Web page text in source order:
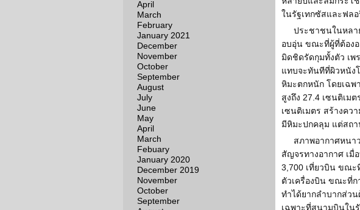
April
March
February
January 2021
December
November
October
September
August
July
June
May
April
March
Febuary
January 2020
December 2019
November
October
September
ในรัฐเทกซัสและฟลอ
ประชาชนในหลา
อบอุ่น ขณะที่ผู้ที่ต้องอ
มิดชิดรัดกุมทั้งตัว เพ
แทบจะทันทีที่ผิวหนัง
หิมะตกหนัก โดยเฉพ
สูงถึง 27.4 เซนติเม
เซนติเมตร สร้างคว
มีหิมะปกคลุม แต่สถ
สภาพอากาศหนา
สัญจรทางอากาศ เมื่
3,700 เที่ยวบิน ขณะ
ตัวเครื่องบิน ขณะที่ก
ทำได้ยากลำบากส่ว
เฉพาะที่สนามบินใน